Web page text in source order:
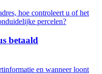
hoe controleert u of het
percelen?
betaald
en wanneer loont